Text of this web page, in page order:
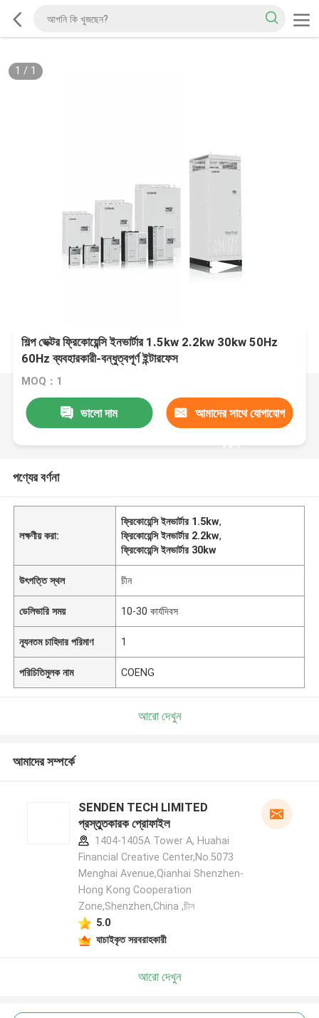
1 / 1
শিল্প ভেক্টর ফ্রিকোয়েন্সি ইনভার্টার 1.5kw 2.2kw 30kw 50Hz
60Hz ব্যবহারকারী-বন্ধুত্বপূর্ণ ইন্টারফেস
MOQ：1
ভালো দাম আমাদের সাথে যোগাযোগ
করুন
পণ্যের বর্ণনা
লক্ষণীয় করা:
ফ্রিকোয়েন্সি ইনভার্টার 1.5kw,
ফ্রিকোয়েন্সি ইনভার্টার 2.2kw,
ফ্রিকোয়েন্সি ইনভার্টার 30kw
উৎপত্তি স্থল চীন
ডেলিভারি সময় 10-30 কার্যদিবস
ন্যূনতম চাহিদার পরিমাণ 1
পরিচিতিমুলক নাম COENG
আরো দেখুন
আমাদের সম্পর্কে
SENDEN TECH LIMITED
প্রস্তুতকারক প্রোফাইল
1404-1405A Tower A, Huahai
Financial Creative Center,No.5073
Menghai Avenue,Qianhai Shenzhen-
Hong Kong Cooperation
Zone,Shenzhen,China ,চীন
5.0
যাচাইকৃত সরবরাহকারী
আরো দেখুন